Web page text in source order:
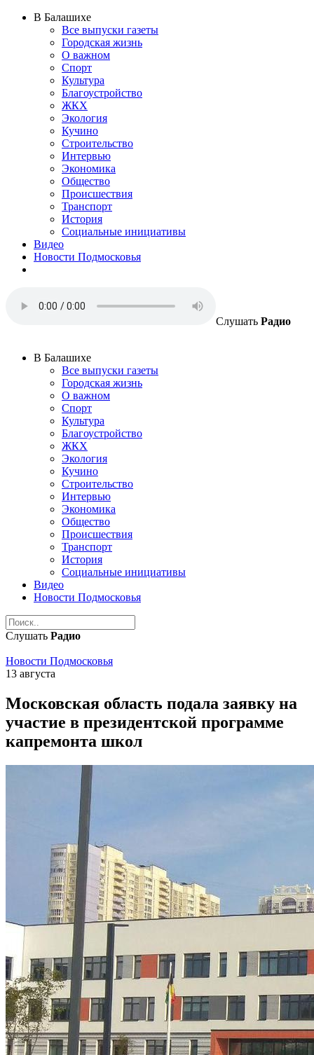
В Балашихе
Все выпуски газеты
Городская жизнь
О важном
Спорт
Культура
Благоустройство
ЖКХ
Экология
Кучино
Строительство
Интервью
Экономика
Общество
Происшествия
Транспорт
История
Социальные инициативы
Видео
Новости Подмосковья
Слушать Радио
В Балашихе
Все выпуски газеты
Городская жизнь
О важном
Спорт
Культура
Благоустройство
ЖКХ
Экология
Кучино
Строительство
Интервью
Экономика
Общество
Происшествия
Транспорт
История
Социальные инициативы
Видео
Новости Подмосковья
Слушать Радио
Новости Подмосковья
13 августа
Московская область подала заявку на
участие в президентской программе
капремонта школ